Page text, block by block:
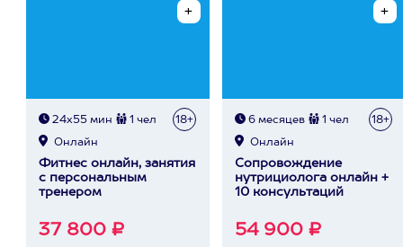
24х55 мин 1 чел 18+
Онлайн
Фитнес онлайн, занятия
с персональным
тренером
37 800 ₽
6 месяцев 1 чел 18+
Онлайн
Сопровождение
нутрициолога онлайн +
10 консультаций
54 900 ₽